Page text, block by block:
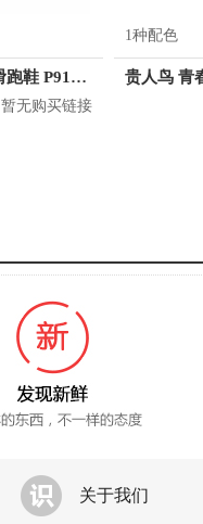
贵人鸟 减震防滑跑鞋 P91A57
暂无购买链接
1种配色
关于我们